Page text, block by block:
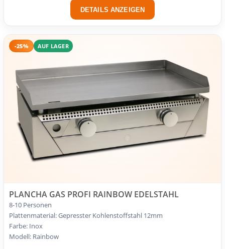
DETAILS ANZEIGEN
-25% AUF LAGER
PLANCHA GAS PROFI RAINBOW EDELSTAHL
8-10 Personen
Plattenmaterial: Gepresster Kohlenstoffstahl 12mm
Farbe: Inox
Modell: Rainbow